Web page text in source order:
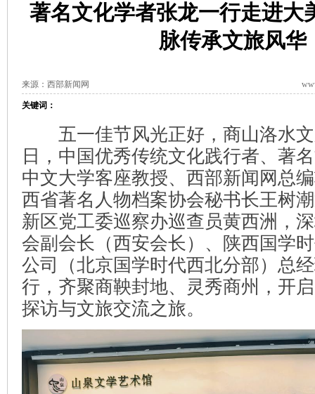
著名文化学者张龙一行走进大
脉传承文旅风华
来源：西部新闻网
关键词：
五一佳节风光正好，商山洛水文
日，中国优秀传统文化践行者、著
中文大学客座教授、西部新闻网总
西省著名人物档案协会秘书长王树
新区党工委巡察办巡查员黄西洲，
会副会长（西安会长）、陕西国学
公司（北京国学时代西北分部）总
行，齐聚商鞅封地、灵秀商州，开
探访与文旅交流之旅。